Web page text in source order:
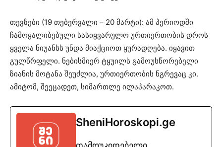
თევზები (19 თებერვალი – 20 მარტი): ამ პერიოდში
ჩამოყალიბებული სასიყვარულო ურთიერთობის დროს
ყველა ნიუანსს უნდა მიაქციოთ ყურადღება. იყავით
გულწრფელი. ნებისმიერ ტყუილს გამოუსწორებელი
ზიანის მოტანა შეუძლია, ურთიერთობის ნგრევაც კი.
ამიტომ, შეეცადეთ, სიმართლე ილაპარაკოთ.
SheniHoroskopi.ge